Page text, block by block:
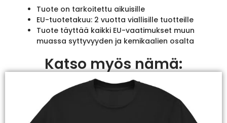
Tuote on tarkoitettu aikuisille
EU-tuotetakuu: 2 vuotta viallisille tuotteille
Tuote täyttää kaikki EU-vaatimukset muun
muassa syttyvyyden ja kemikaalien osalta
Katso myös nämä: